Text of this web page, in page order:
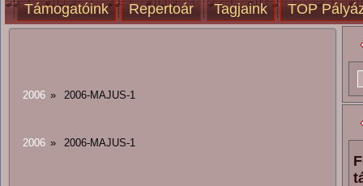
Támogatóink
Repertoár Tagjaink TOP
2006 » 2006-MAJUS-1
2006 » 2006-MAJUS-1